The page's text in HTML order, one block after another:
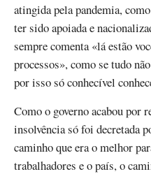
atingida pela pandemia,
ter sido apoiada e
sempre comenta «lá estão
processos», como se tudo
por isso só conhecível
Como o governo acabou por
insolvência só foi decretada
caminho que era o melhor
trabalhadores e o país, o